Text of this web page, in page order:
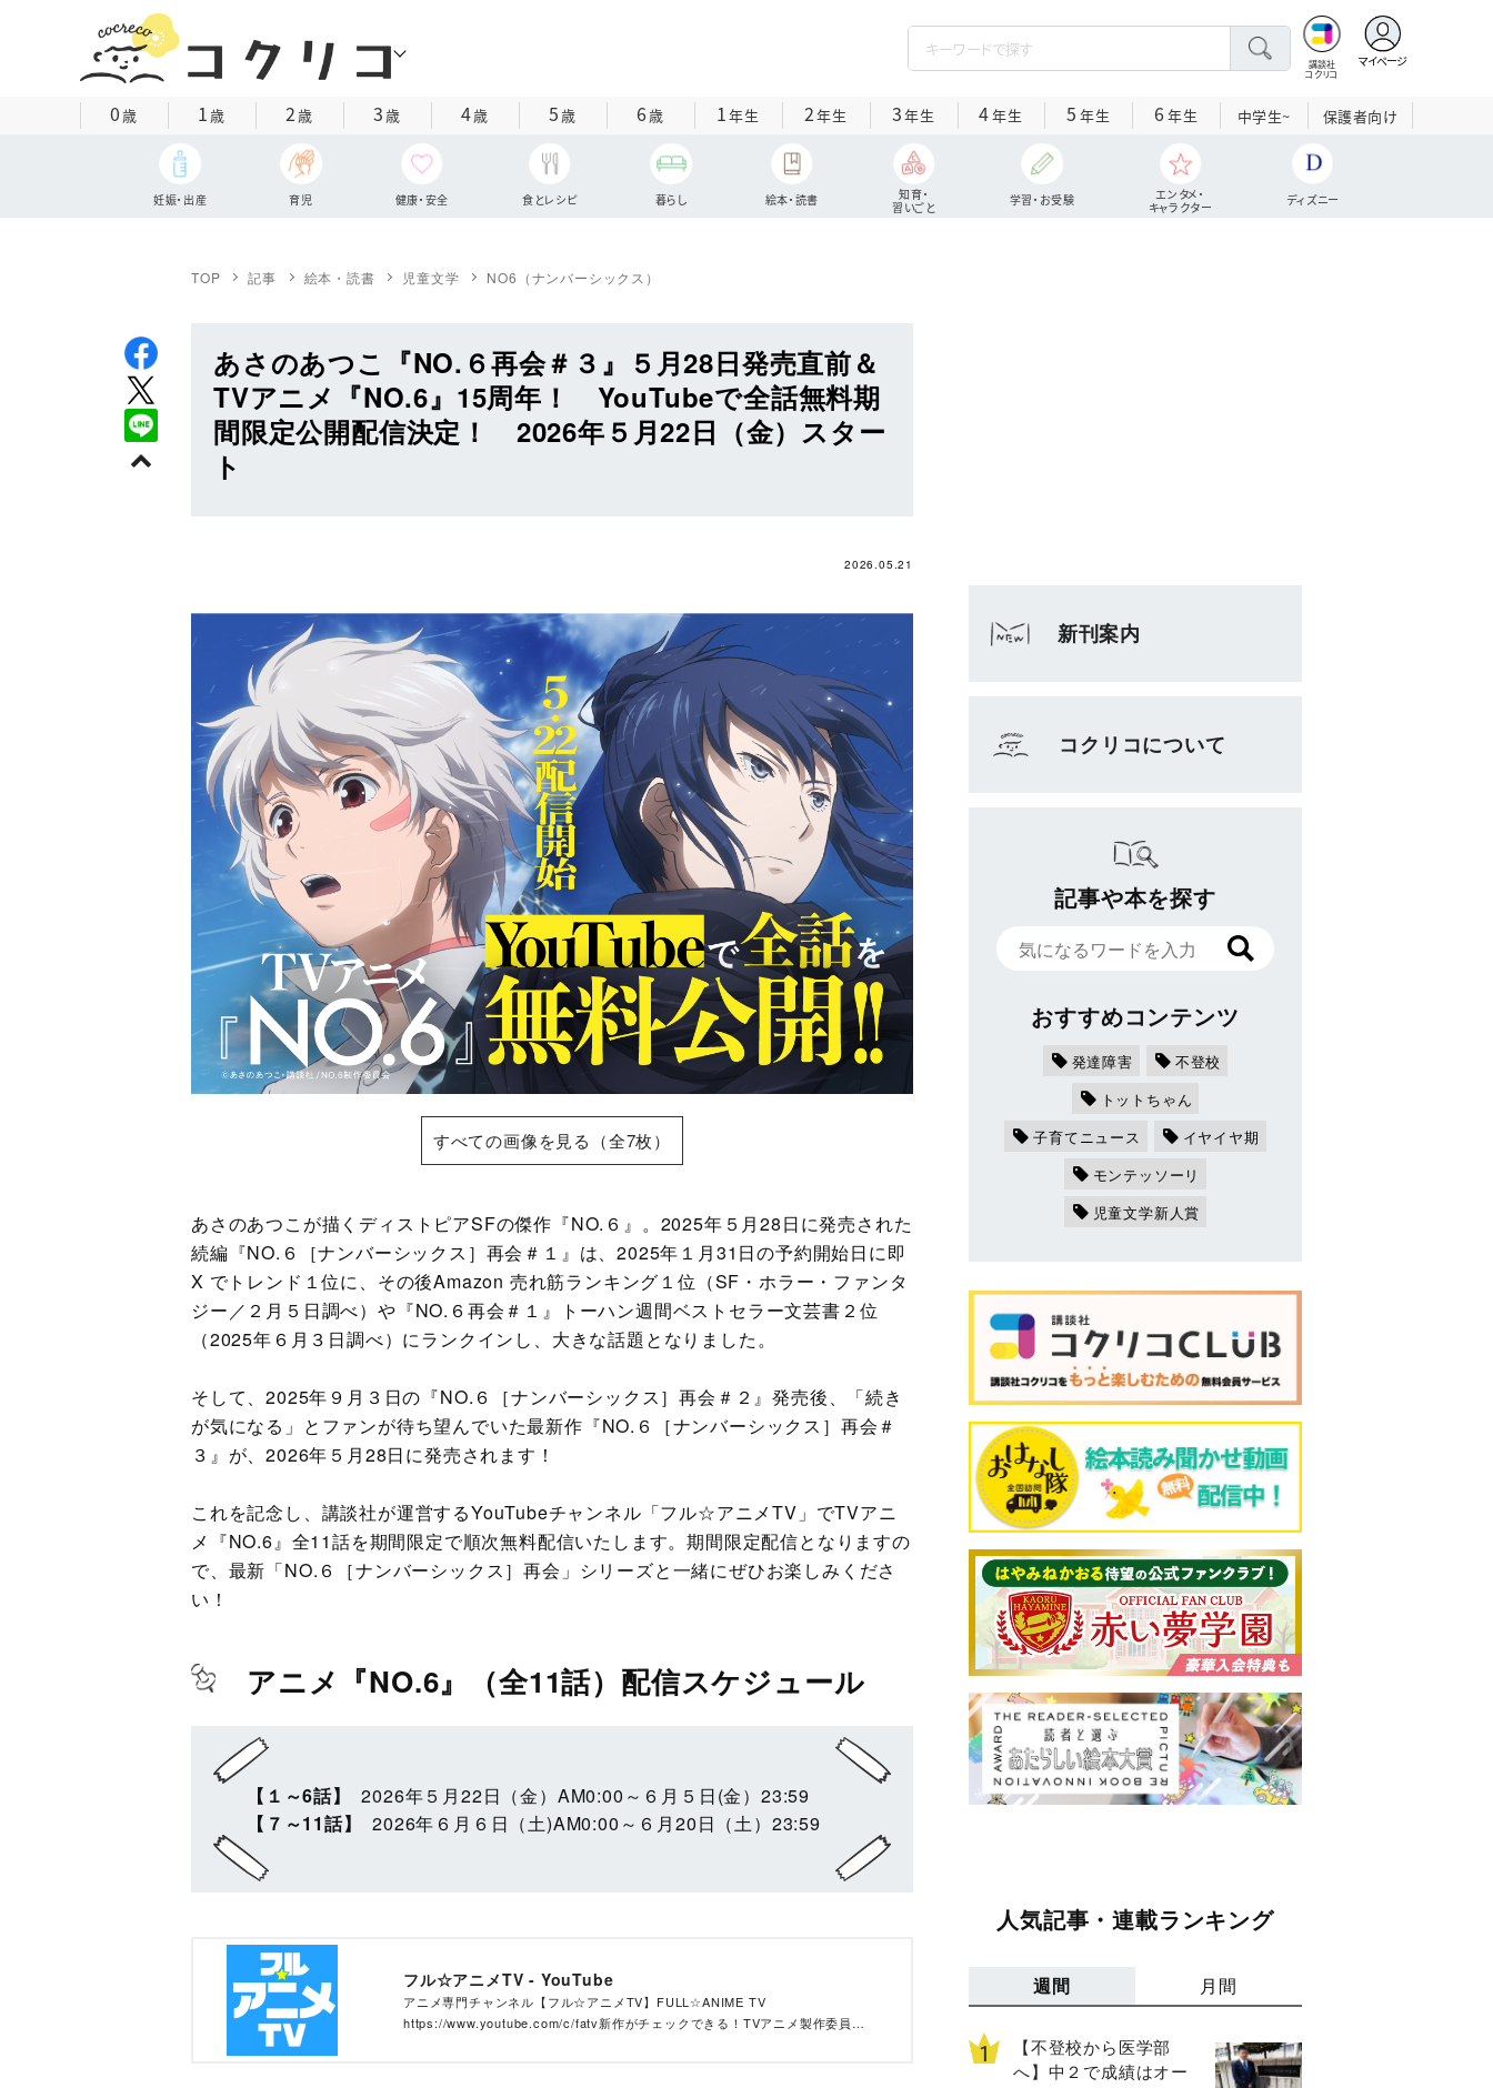
講談社
コクリコ
マイページ
0歳 1歳 2歳 3歳 4歳 5歳 6歳 1年生 2年生 3年生 4年生 5 年生 6 年生 中学生~ 保護者向け
妊娠・出産 育児 健康・安全 食とレシピ 暮らし 絵本・読書
知育・
習いごと
学習・お受験
エンタメ・
キャラクター
ディズニー
TOP 記事 絵本・読書 児童文学 NO6（ナンバーシックス）
あさのあつこ『NO.６再会＃３』５月28日発売直前＆
TVアニメ『NO.6』15周年！ YouTubeで全話無料期
間限定公開配信決定！ 2026年５月22日（金）スター
ト
2026.05.21
すべての画像を見る（全7枚）
あさのあつこが描くディストピアSFの傑作『NO.６』。2025年５月28日に発売された
続編『NO.６［ナンバーシックス］再会＃１』は、2025年１月31日の予約開始日に即
X でトレンド１位に、その後Amazon 売れ筋ランキング１位（SF・ホラー・ファンタ
ジー／２月５日調べ）や『NO.６再会＃１』トーハン週間ベストセラー文芸書２位
（2025年６月３日調べ）にランクインし、大きな話題となりました。
そして、2025年９月３日の『NO.６［ナンバーシックス］再会＃２』発売後、「続き
が気になる」とファンが待ち望んでいた最新作『NO.６［ナンバーシックス］再会＃
３』が、2026年５月28日に発売されます！
これを記念し、講談社が運営するYouTubeチャンネル「フル☆アニメTV」でTVアニ
メ『NO.6』全11話を期間限定で順次無料配信いたします。期間限定配信となりますの
で、最新「NO.６［ナンバーシックス］再会」シリーズと一緒にぜひお楽しみくださ
い！
アニメ『NO.6』（全11話）配信スケジュール
【１～6話】2026年５月22日（金）AM0:00～６月５日(金）23:59
【７～11話】2026年６月６日（土)AM0:00～６月20日（土）23:59
フル☆アニメTV - YouTube
アニメ専門チャンネル【フル☆アニメTV】FULL☆ANIME TV
https://www.youtube.com/c/fatv新作がチェックできる！TVアニメ製作委員
新刊案内
コクリコについて
記事や本を探す
おすすめコンテンツ
発達障害
不登校
トットちゃん
子育てニュース
イヤイヤ期
モンテッソーリ
児童文学新人賞
人気記事・連載ランキング
週間 月間
【不登校から医学部
へ】中２で成績はオー